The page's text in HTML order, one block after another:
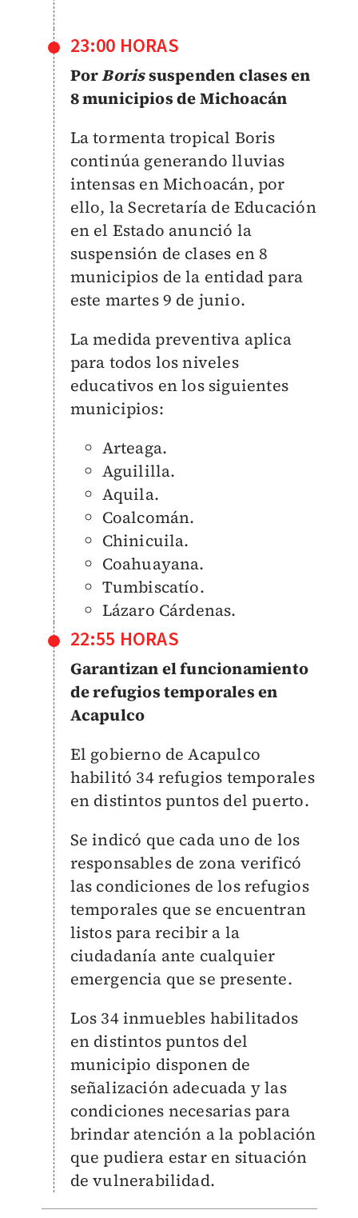
23:00 HORAS
PorBorissuspenden clases en
8 municipios de Michoacán
La tormenta tropical Boris
continúa generando lluvias
intensas en Michoacán, por
ello, la Secretaría de Educación
en el Estado anunció la
suspensión de clases en 8
municipios de la entidad para
este martes 9 de junio.
La medida preventiva aplica
para todos los niveles
educativos en los siguientes
municipios:
Arteaga.
Aguililla.
Aquila.
Coalcomán.
Chinicuila.
Coahuayana.
Tumbiscatío.
Lázaro Cárdenas.
22:55 HORAS
Garantizan el funcionamiento
de refugios temporales en
Acapulco
El gobierno de Acapulco
habilitó 34 refugios temporales
en distintos puntos del puerto.
Se indicó que cada uno de los
responsables de zona verificó
las condiciones de los refugios
temporales que se encuentran
listos para recibir a la
ciudadanía ante cualquier
emergencia que se presente.
Los 34 inmuebles habilitados
en distintos puntos del
municipio disponen de
señalización adecuada y las
condiciones necesarias para
brindar atención a la población
que pudiera estar en situación
de vulnerabilidad.